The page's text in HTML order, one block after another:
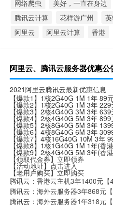
网络爬虫
美好，一直在身边
腾讯云计算
花样游广州
阿里云
阿里云计算 香港
阿里云、腾讯云服务器优惠公
2021阿里云腾讯云最新优惠信息
【爆款1】1核2G40G 1M 1年 89
【爆款2】1核2G40G 1M 3年 229
【爆款3】2核4G40G 3M 3年 639
【爆款4】2核4G40G 5M 3年 899
【爆款5】2核8G40G 5M 3年
【爆款6】4核8G40G 6M 3年
【爆款7】4核16G40G 10M 3年
【爆款8】1核1G40G 1M 1年(香
【爆款9】2核4G40G 5M 3年(香
【领取代金券】 立即领券
【活动地址】 点击进入
【老用户购买】立即购买
腾讯云： 香港云主机3年1400元【
腾讯云： 海外云服务器3年868元【
腾讯云： 海外云服务器1年318元【